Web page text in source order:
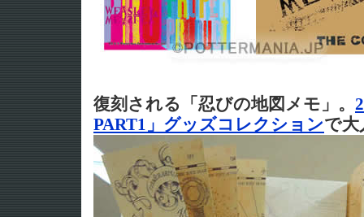
復刻される「忍びの地図メモ」。
PART1」グッズコレクションで大